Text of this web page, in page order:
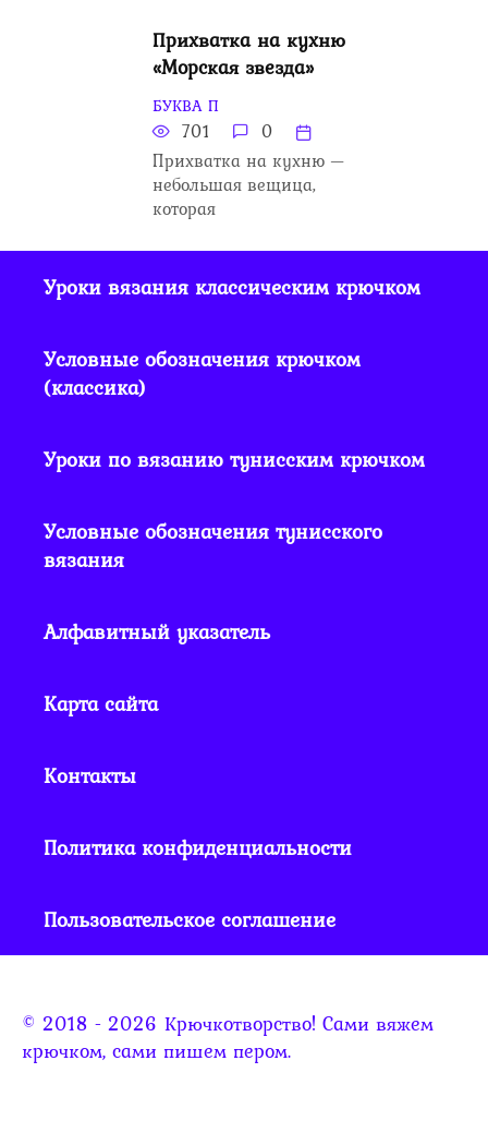
Прихватка на кухню
«Морская звезда»
БУКВА П
701
0
Прихватка на кухню —
небольшая вещица,
которая
Уроки вязания классическим крючком
Условные обозначения крючком
(классика)
Уроки по вязанию тунисским крючком
Условные обозначения тунисского
вязания
Алфавитный указатель
Карта сайта
Контакты
Политика конфиденциальности
Пользовательское соглашение
© 2018 - 2026 Крючкотворство! Сами вяжем
крючком, сами пишем пером.